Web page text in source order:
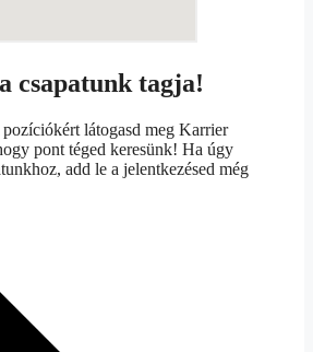
csapatunk tagja!
látogasd meg Karrier
pont téged keresünk! Ha úgy
add le a jelentkezésed még